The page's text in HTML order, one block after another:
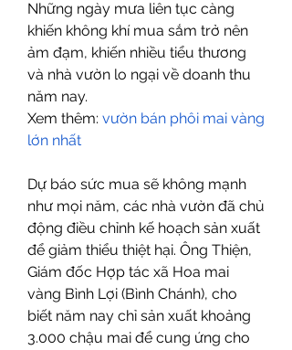
Những ngày mưa liên tục càng
khiến không khí mua sắm trở nên
ảm đạm, khiến nhiều tiểu thương
và nhà vườn lo ngại về doanh thu
năm nay.
Xem thêm: vườn bán phôi mai vàng
lớn nhất
Dự báo sức mua sẽ không mạnh
như mọi năm, các nhà vườn đã chủ
động điều chỉnh kế hoạch sản xuất
để giảm thiểu thiệt hại. Ông Thiện,
Giám đốc Hợp tác xã Hoa mai
vàng Bình Lợi (Bình Chánh), cho
biết năm nay chỉ sản xuất khoảng
3.000 chậu mai để cung ứng cho